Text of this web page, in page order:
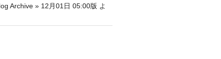
Archive » 12月01日 05:00版 よ